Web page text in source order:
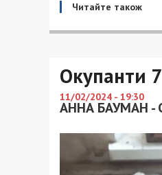
Читайте також
Окупанти
11/02/2024 - 19:30
АННА БАУМАН -